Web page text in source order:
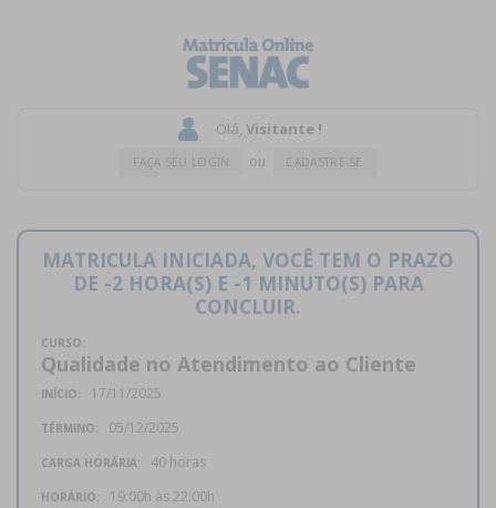
Olá, Visitante !
FAÇA SEU LOGIN ou CADASTRE-SE
MATRICULA INICIADA, VOCÊ TEM O PRAZO
DE -2 HORA(S) E -1 MINUTO(S) PARA
CONCLUIR.
CURSO:
Qualidade no Atendimento ao Cliente
INÍCIO: 17/11/2025
TÉRMINO: 05/12/2025
CARGA HORÁRIA: 40 horas
HORÁRIO: 19:00h às 22:00h